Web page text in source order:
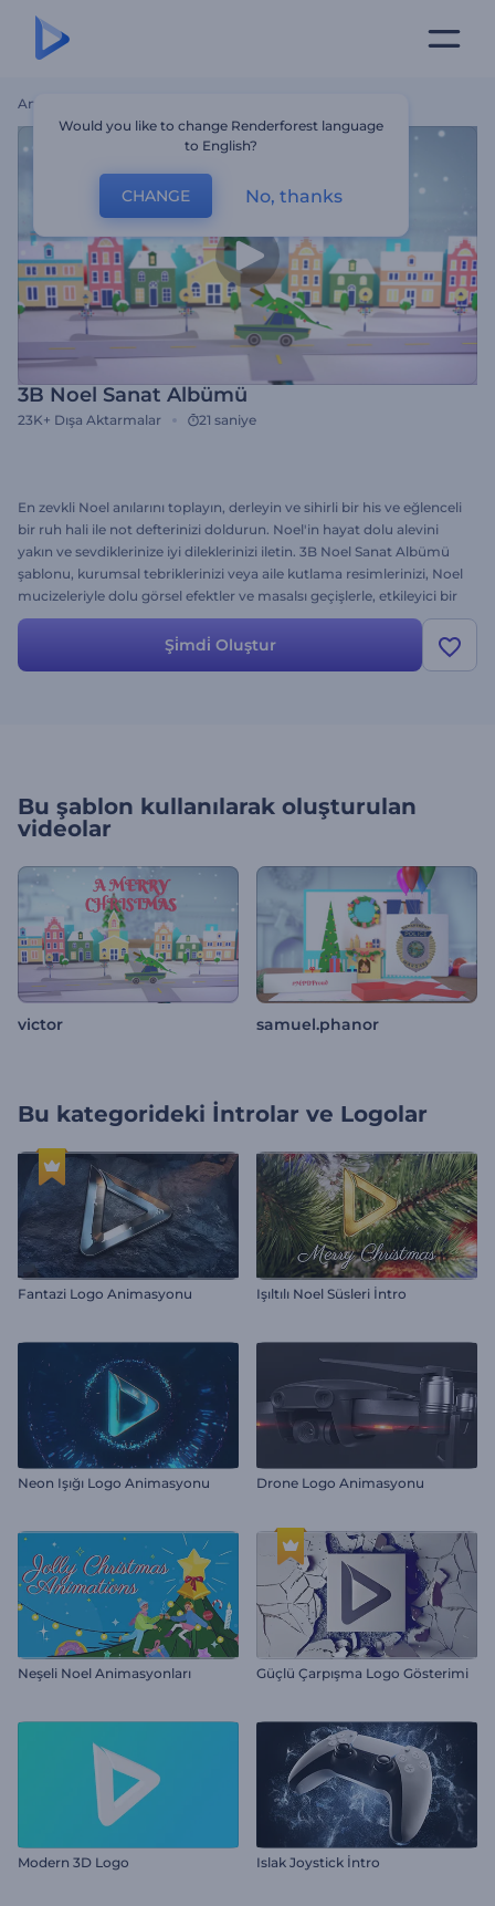
Ana Sayfa
3B Noel Sanat Albümü
23K+ Dışa Aktarmalar 21 saniye
En zevkli Noel anılarını toplayın, derleyin ve sihirli bir his ve eğlenceli
bir ruh hali ile not defterinizi doldurun. Noel'in hayat dolu alevini
yakın ve sevdiklerinize iyi dileklerinizi iletin. 3B Noel Sanat Albümü
şablonu, kurumsal tebriklerinizi veya aile kutlama resimlerinizi, Noel
mucizeleriyle dolu görsel efektler ve masalsı geçişlerle, etkileyici bir
fotoğraf albümüne dönüştürür. Bugüne özel mükemmel bir video
hediye gönderin ve alın. Sayfayı bir sonraki yıla doğru çevirin!
Şi̇mdi̇ Oluştur
Bu şablon kullanılarak oluşturulan
videolar
victor samuel.phanor
Bu kategorideki İntrolar ve Logolar
Fantazi Logo Animasyonu Işıltılı Noel Süsleri İntro
Neon Işığı Logo Animasyonu Drone Logo Animasyonu
Neşeli Noel Animasyonları Güçlü Çarpışma Logo Gösterimi
Modern 3D Logo Islak Joystick İntro
Would you like to change Renderforest language
to English?
CHANGE No, thanks